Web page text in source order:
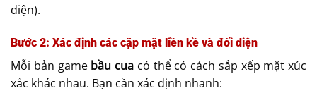
diện).
Bước 2: Xác định các cặp mặt liền kề và đối diện
Mỗi bản game bầu cua có thể có cách sắp xếp mặt xúc
xắc khác nhau. Bạn cần xác định nhanh: